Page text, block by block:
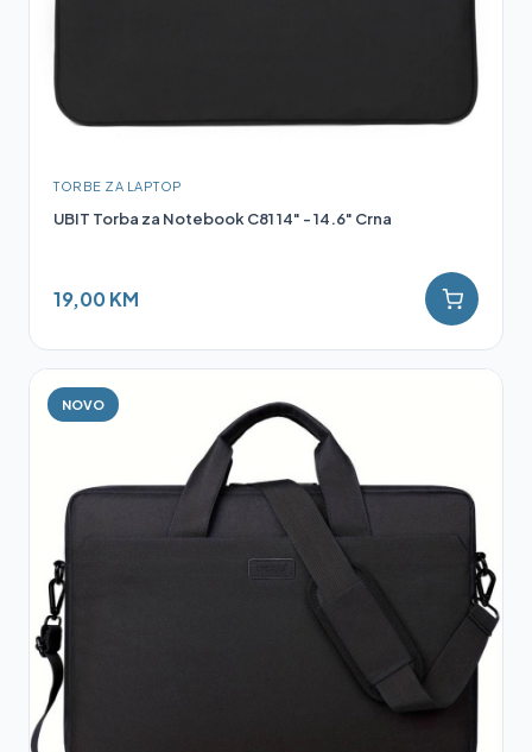
TORBE ZA LAPTOP
UBIT Torba za Notebook C81 14" - 14.6" Crna
19,00 KM
NOVO